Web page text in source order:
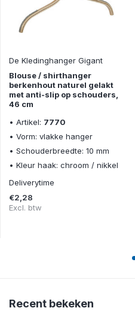
De Kledinghanger Gigant
Blouse / shirthanger
berkenhout naturel gelakt
met anti-slip op schouders,
46 cm
• Artikel: 7770
• Vorm: vlakke hanger
• Schouderbreedte: 10 mm
• Kleur haak: chroom / nikkel
Deliverytime
€2,28
Excl. btw
Recent bekeken